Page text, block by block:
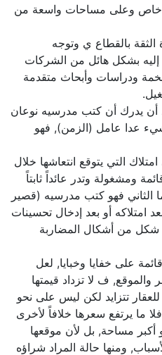
خاص وعلى مساحات واسعة من
بالقطاع ي وتوجه
إليه بشكل هائل من الشركات
ودراسات وأبحاث متقدمة
يدرك أن كتب مدرسيه نوعان
عدا عامل (الزمن), فهو
التي يتوقع انتعاشها خلال
ومشغولة وتدر عائداً ثابتاً
الثاني فهو كتب مدرسيه (قصير
أو بعد إدخال تحسينات
من أشكال المضاربة
على خفايا وخبايا, لعل
ف لا تزداد قيمتها
تتزايد لكن ليس على نحو
ما يرتفع سعرها خلافاً لأخرى
أكبر مساحة, بل لأن موقعها
ومنها حالة المراد شراؤه